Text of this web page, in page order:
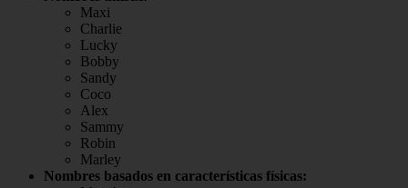
Maxi
Charlie
Lucky
Bobby
Sandy
Coco
Alex
Sammy
Robin
Marley
Nombres basados en características físicas: